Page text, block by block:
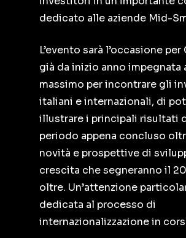
dedicato alle aziende Mid-
L’evento sarà l’occasione per
già da inizio anno impegnata
massimo per incontrare gli
italiani e internazionali, di
illustrare i principali risultati
periodo appena concluso
novità e prospettive di
crescita che segneranno il
oltre. Un’attenzione
dedicata al processo di
internazionalizzazione in